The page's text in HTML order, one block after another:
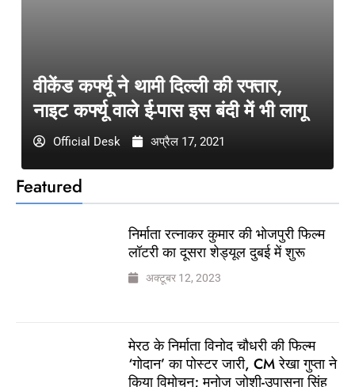
Featured
निर्माता रत्नाकर कुमार की भोजपुरी फिल्म
लॉटरी का दूसरा शेड्यूल दुबई में शुरू
अक्टूबर 12, 2023
मेरठ के निर्माता विनोद चौधरी की फिल्म
‘गोदान’ का पोस्टर जारी, CM रेखा गुप्ता ने
किया विमोचन; मनोज जोशी-उपासना सिंह
वीकेंड कर्फ्यू ने थामी दिल्ली की रफ्तार,
नाइट कर्फ्यू वाले ई-पास इस बंदी में भी लागू
Official Desk अप्रैल 17, 2021